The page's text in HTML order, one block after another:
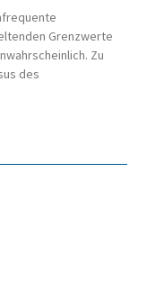
Grenzwerte
Zu
des